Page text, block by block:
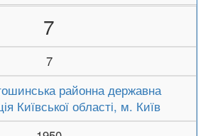
7
7
районна державна
Київської області, м. Київ